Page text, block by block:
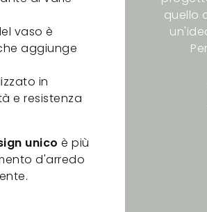
vaso è
aggiunge
in
e resistenza
unico è più
d'arredo
quello